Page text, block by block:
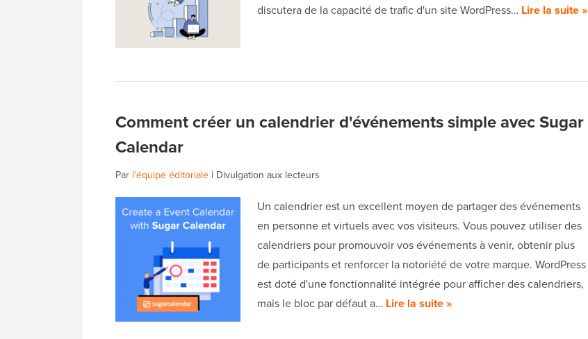
discutera de la capacité de trafic d'un site WordPress… Lire la suite »
Comment créer un calendrier d'événements simple avec Sugar
Calendar
Par l'équipe éditoriale | Divulgation aux lecteurs
Un calendrier est un excellent moyen de partager des événements
en personne et virtuels avec vos visiteurs. Vous pouvez utiliser des
calendriers pour promouvoir vos événements à venir, obtenir plus
de participants et renforcer la notoriété de votre marque. WordPress
est doté d'une fonctionnalité intégrée pour afficher des calendriers,
mais le bloc par défaut a… Lire la suite »